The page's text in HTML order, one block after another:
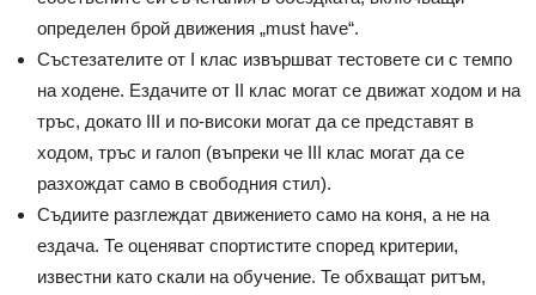
определен брой движения „must have“.
Състезателите от I клас извършват тестовете си с темпо
на ходене. Ездачите от II клас могат се движат ходом и на
тръс, докато III и по-високи могат да се представят в
ходом, тръс и галоп (въпреки че III клас могат да се
разхождат само в свободния стил).
Съдиите разглеждат движението само на коня, а не на
ездача. Те оценяват спортистите според критерии,
известни като скали на обучение. Те обхващат ритъм,